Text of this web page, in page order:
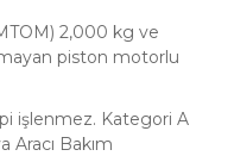
2,000 kg ve
piston motorlu
işlenmez. Kategori A
Aracı Bakım